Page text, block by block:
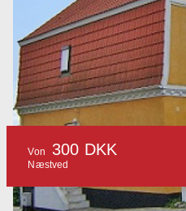
Von 300 DKK
Næstved